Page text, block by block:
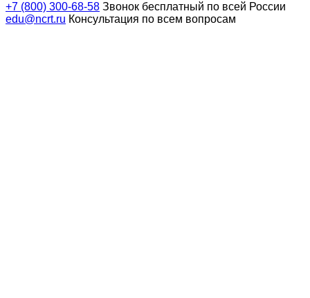
+7 (800) 300-68-58 Звонок бесплатный по всей России
edu@ncrt.ru Консультация по всем вопросам